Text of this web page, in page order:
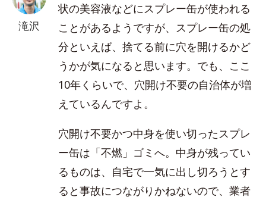
滝沢
状の美容液などにスプレー缶が使われる
ことがあるようですが、スプレー缶の処
分といえば、捨てる前に穴を開けるかど
うかが気になると思います。でも、ここ
10年くらいで、穴開け不要の自治体が増
えているんですよ。
穴開け不要かつ中身を使い切ったスプレ
ー缶は「不燃」ゴミへ。中身が残ってい
るものは、自宅で一気に出し切ろうとす
ると事故につながりかねないので、業者